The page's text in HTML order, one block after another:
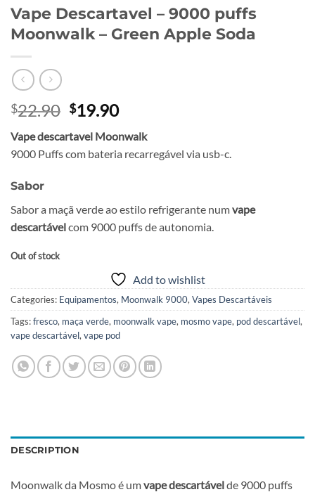
Vape Descartavel – 9000 puffs
Moonwalk – Green Apple Soda
$22.90 Original
was:
$22.90.
$19.90Current
is:
$19.90.
Vape descartavel Moonwalk
9000 Puffs com bateria recarregável via usb-c.
Sabor
Sabor a maçã verde ao estilo refrigerante numvape
descartávelcom 9000 puffs de autonomia.
Out of stock
Add to wishlist
Categories: Equipamentos, Moonwalk 9000, Vapes Descartáveis
Tags:fresco, maça verde, moonwalk vape, mosmo vape, pod descartável,
vape descartável, vape pod
DESCRIPTION
Moonwalk da Mosmo é umvape descartávelde 9000 puffs